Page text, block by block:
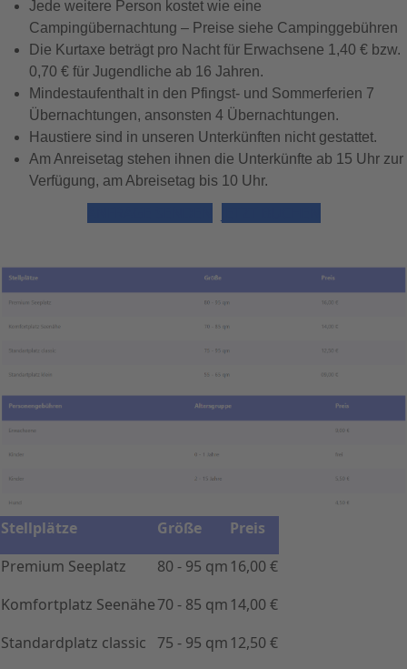
Jede weitere Person kostet wie eine
Campingübernachtung – Preise siehe Campinggebühren
Die Kurtaxe beträgt pro Nacht für Erwachsene 1,40 € bzw.
0,70 € für Jugendliche ab 16 Jahren.
Mindestaufenthalt in den Pfingst- und Sommerferien 7
Übernachtungen, ansonsten 4 Übernachtungen.
Haustiere sind in unseren Unterkünften nicht gestattet.
Am Anreisetag stehen ihnen die Unterkünfte ab 15 Uhr zur
Verfügung, am Abreisetag bis 10 Uhr.
Stellplätze Größe
Preis
Premium Seeplatz
80 - 95 qm 16,00 €
Komfortplatz Seenähe70 - 85 qm 14,00 €
Standardplatz classic
75 - 95 qm 12,50 €